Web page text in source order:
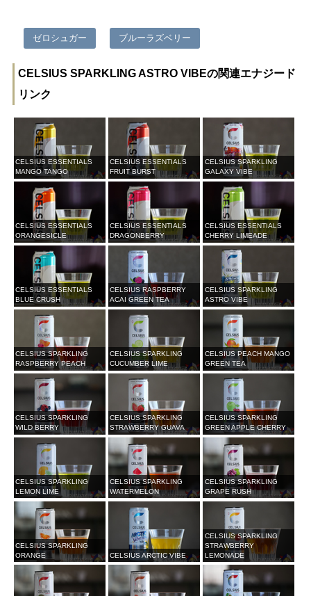
ゼロシュガー ブルーラズベリー
CELSIUS SPARKLING ASTRO VIBEの関連エナジード
リンク
CELSIUS ESSENTIALS
MANGO TANGO
CELSIUS ESSENTIALS
FRUIT BURST
CELSIUS SPARKLING
GALAXY VIBE
CELSIUS ESSENTIALS
ORANGESICLE
CELSIUS ESSENTIALS
DRAGONBERRY
CELSIUS ESSENTIALS
CHERRY LIMEADE
CELSIUS ESSENTIALS
BLUE CRUSH
CELSIUS RASPBERRY
ACAI GREEN TEA
CELSIUS SPARKLING
ASTRO VIBE
CELSIUS SPARKLING
RASPBERRY PEACH
CELSIUS SPARKLING
CUCUMBER LIME
CELSIUS PEACH MANGO
GREEN TEA
CELSIUS SPARKLING
WILD BERRY
CELSIUS SPARKLING
STRAWBERRY GUAVA
CELSIUS SPARKLING
GREEN APPLE CHERRY
CELSIUS SPARKLING
LEMON LIME
CELSIUS SPARKLING
WATERMELON
CELSIUS SPARKLING
GRAPE RUSH
CELSIUS SPARKLING
ORANGE
CELSIUS ARCTIC VIBE
CELSIUS SPARKLING
STRAWBERRY
LEMONADE